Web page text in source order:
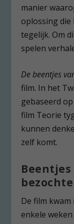
manier
oplossing die
tegelijk. Om
spelen
De beentjes
film. In het
gebaseerd
film Teorie
kunnen
zelf komt.
De film
enkele